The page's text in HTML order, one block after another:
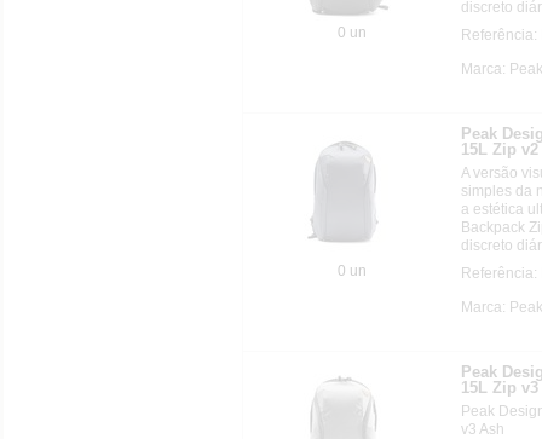
0 un
discreto
Referência:
Marca:
0 un
Peak
15L Zip
A versão
simples da
a estética
Backpack
discreto
Referência:
Marca:
Peak
15L Zip
Peak
v3 Ash